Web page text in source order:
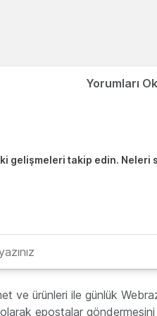
Yorumları
gelişmeleri takip edin. Neleri
ve ürünleri ile günlük
epostalar göndermesini